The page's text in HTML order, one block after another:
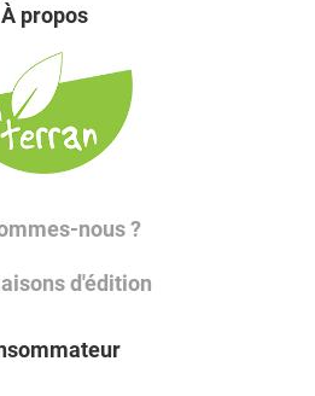
À propos
nous ?
d'édition